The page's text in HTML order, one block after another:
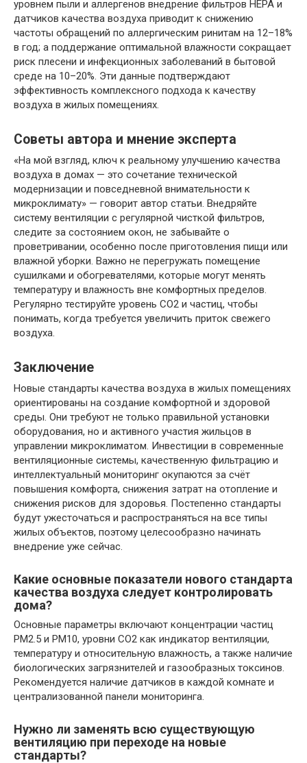
уровнем пыли и аллергенов внедрение фильтров HEPA и
датчиков качества воздуха приводит к снижению
частоты обращений по аллергическим ринитам на 12–18%
в год; а поддержание оптимальной влажности сокращает
риск плесени и инфекционных заболеваний в бытовой
среде на 10–20%. Эти данные подтверждают
эффективность комплексного подхода к качеству
воздуха в жилых помещениях.
Советы автора и мнение эксперта
«На мой взгляд, ключ к реальному улучшению качества
воздуха в домах — это сочетание технической
модернизации и повседневной внимательности к
микроклимату» — говорит автор статьи. Внедряйте
систему вентиляции с регулярной чисткой фильтров,
следите за состоянием окон, не забывайте о
проветривании, особенно после приготовления пищи или
влажной уборки. Важно не перегружать помещение
сушилками и обогревателями, которые могут менять
температуру и влажность вне комфортных пределов.
Регулярно тестируйте уровень CO2 и частиц, чтобы
понимать, когда требуется увеличить приток свежего
воздуха.
Заключение
Новые стандарты качества воздуха в жилых помещениях
ориентированы на создание комфортной и здоровой
среды. Они требуют не только правильной установки
оборудования, но и активного участия жильцов в
управлении микроклиматом. Инвестиции в современные
вентиляционные системы, качественную фильтрацию и
интеллектуальный мониторинг окупаются за счёт
повышения комфорта, снижения затрат на отопление и
снижения рисков для здоровья. Постепенно стандарты
будут ужесточаться и распространяться на все типы
жилых объектов, поэтому целесообразно начинать
внедрение уже сейчас.
Какие основные показатели нового стандарта
качества воздуха следует контролировать
дома?
Основные параметры включают концентрации частиц
PM2.5 и PM10, уровни CO2 как индикатор вентиляции,
температуру и относительную влажность, а также наличие
биологических загрязнителей и газообразных токсинов.
Рекомендуется наличие датчиков в каждой комнате и
централизованной панели мониторинга.
Нужно ли заменять всю существующую
вентиляцию при переходе на новые
стандарты?